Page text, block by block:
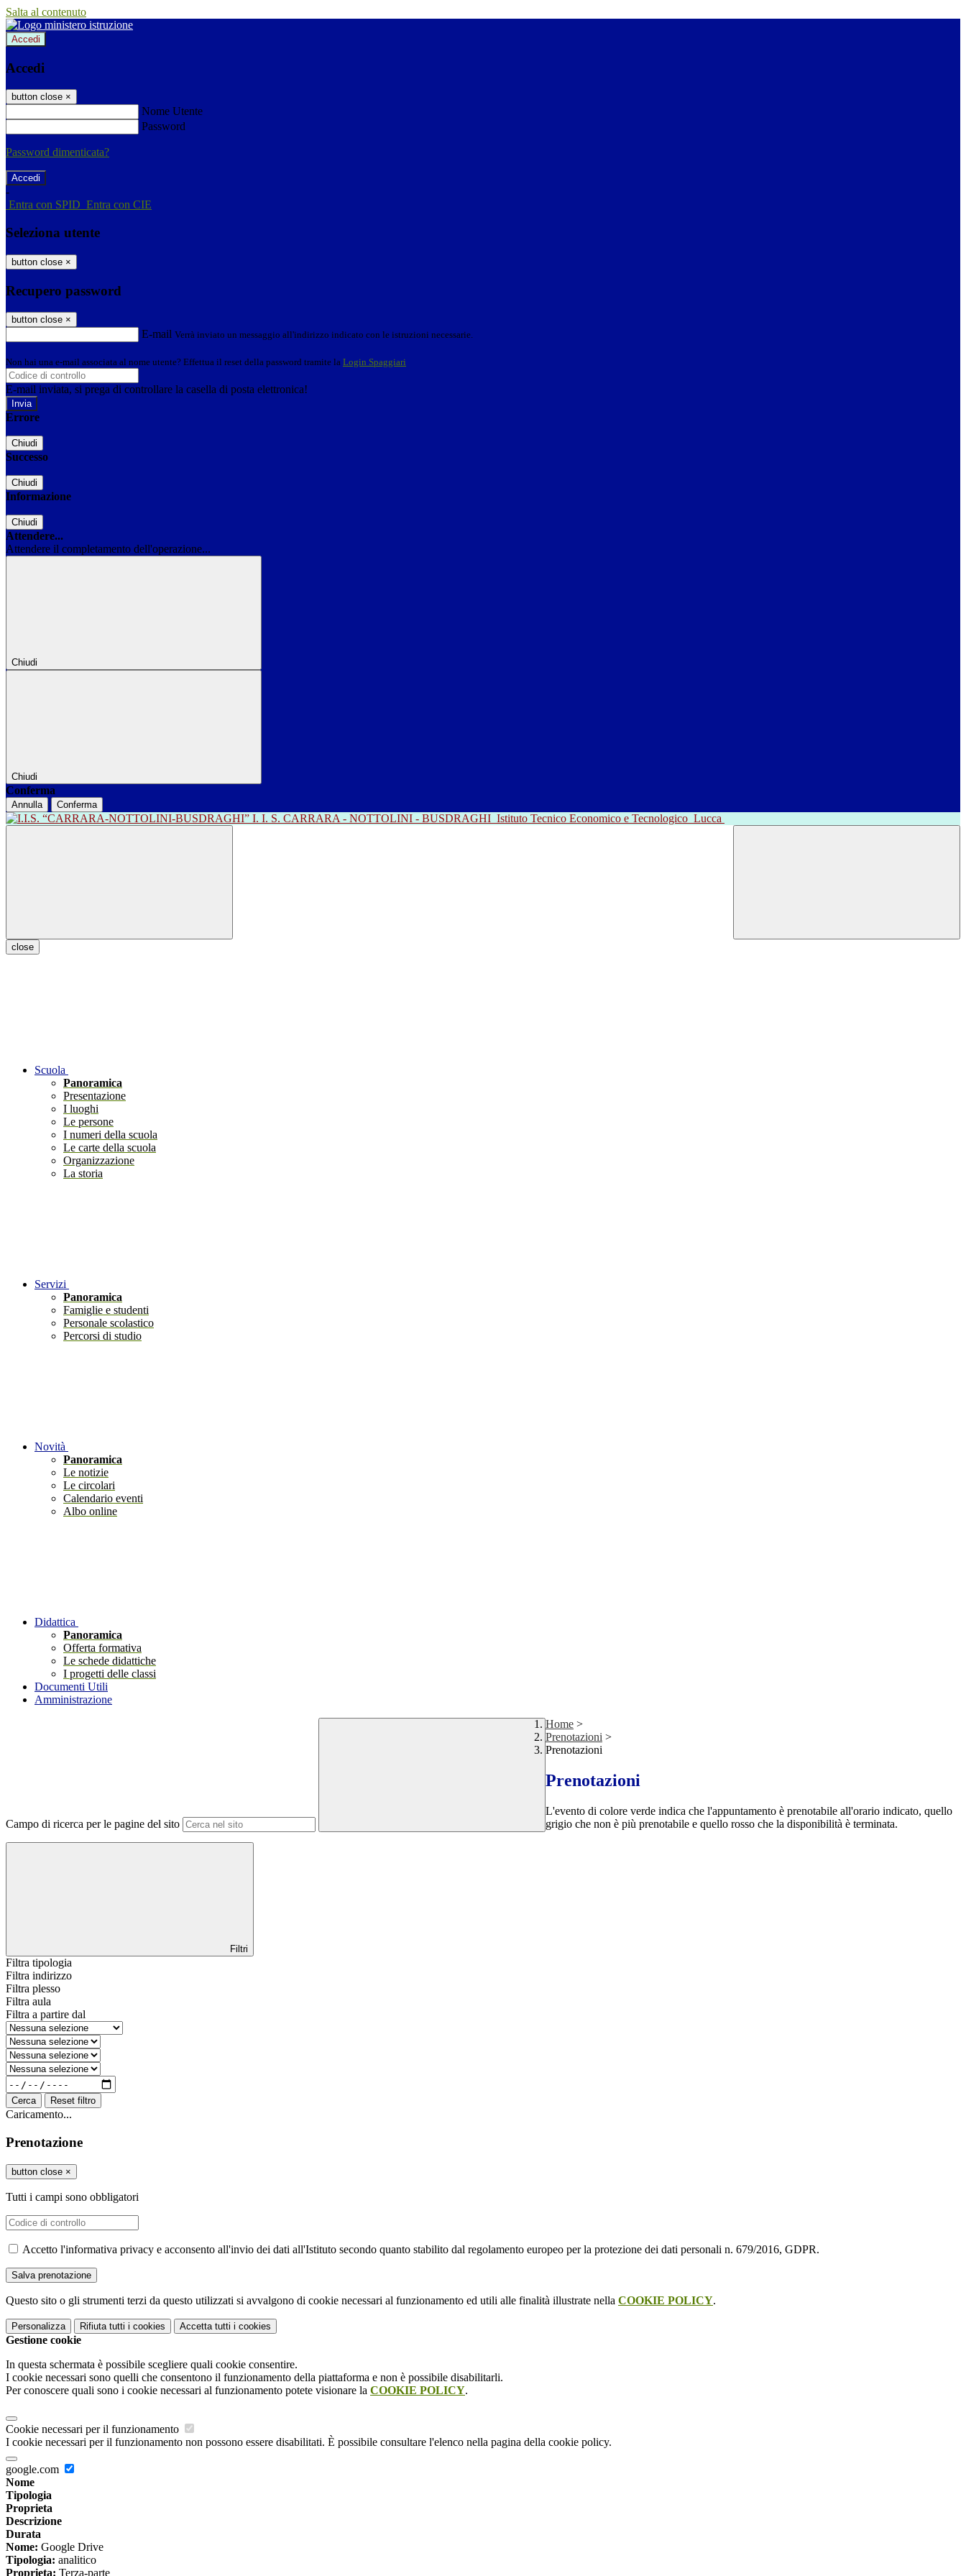
Salta al contenuto
Accedi
Accedi
button close ×
Nome Utente
Password
Password dimenticata?
-
Entra con SPID Entra con CIE
Seleziona utente
button close ×
Recupero password
button close ×
E-mail Verrà inviato un messaggio all'indirizzo indicato con le istruzioni necessarie.
Non hai una e-mail associata al nome utente? Effettua il reset della password tramite la Login Spaggiari
E-mail inviata, si prega di controllare la casella di posta elettronica!
Errore
Chiudi
Successo
Chiudi
Informazione
Chiudi
Attendere...
Attendere il completamento dell'operazione...
Chiudi
Chiudi
Conferma
Annulla Conferma
I. I. S. CARRARA - NOTTOLINI - BUSDRAGHI Istituto Tecnico Economico e Tecnologico Lucca
close
Scuola
Panoramica
Presentazione
I luoghi
Le persone
I numeri della scuola
Le carte della scuola
Organizzazione
La storia
Servizi
Panoramica
Famiglie e studenti
Personale scolastico
Percorsi di studio
Novità
Panoramica
Le notizie
Le circolari
Calendario eventi
Albo online
Didattica
Panoramica
Offerta formativa
Le schede didattiche
I progetti delle classi
Documenti Utili
Amministrazione
Campo di ricerca per le pagine del sito
Home >
Prenotazioni >
Prenotazioni
Prenotazioni
L'evento di colore verde indica che l'appuntamento è prenotabile all'orario indicato, quello
grigio che non è più prenotabile e quello rosso che la disponibilità è terminata.
Filtri
Filtra tipologia
Filtra indirizzo
Filtra plesso
Filtra aula
Filtra a partire dal
Cerca Reset filtro
Caricamento...
Prenotazione
button close ×
Tutti i campi sono obbligatori
Accetto l'informativa privacy e acconsento all'invio dei dati all'Istituto secondo quanto stabilito dal regolamento europeo per la protezione dei dati personali n. 679/2016, GDPR.
Questo sito o gli strumenti terzi da questo utilizzati si avvalgono di cookie necessari al funzionamento ed utili alle finalità illustrate nella COOKIE POLICY.
Personalizza Rifiuta tutti i cookies Accetta tutti i cookies
Gestione cookie
In questa schermata è possibile scegliere quali cookie consentire.
I cookie necessari sono quelli che consentono il funzionamento della piattaforma e non è possibile disabilitarli.
Per conoscere quali sono i cookie necessari al funzionamento potete visionare la COOKIE POLICY.
Cookie necessari per il funzionamento
I cookie necessari per il funzionamento non possono essere disabilitati. È possibile consultare l'elenco nella pagina della cookie policy.
google.com
Nome
Tipologia
Proprieta
Descrizione
Durata
Nome: Google Drive
Tipologia: analitico
Proprieta: Terza-parte